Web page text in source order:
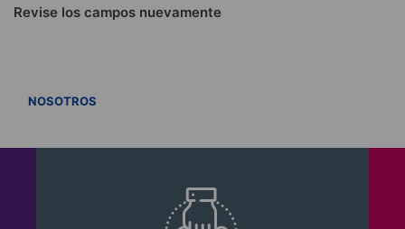
Revise los campos nuevamente
NOSOTROS